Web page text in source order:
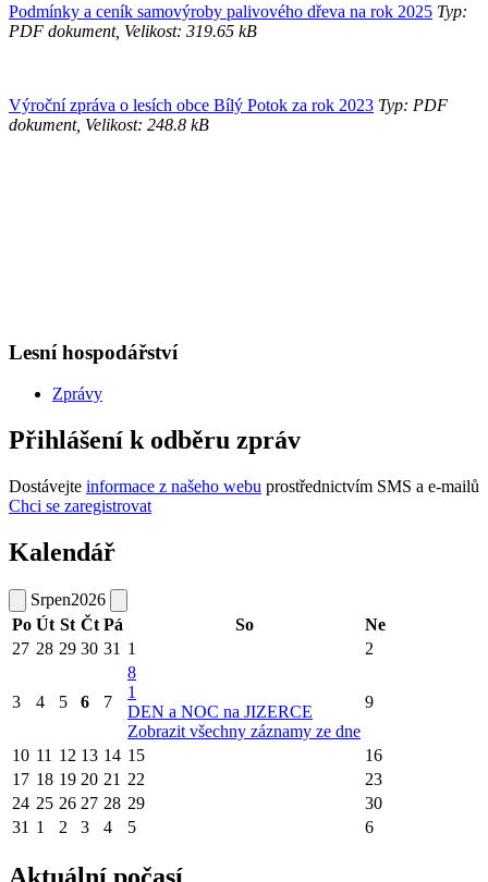
Podmínky a ceník samovýroby palivového dřeva na rok 2025 Typ:
PDF dokument, Velikost: 319.65 kB
Výroční zpráva o lesích obce Bílý Potok za rok 2023 Typ: PDF
dokument, Velikost: 248.8 kB
Lesní hospodářství
Zprávy
Přihlášení k odběru zpráv
Dostávejte informace z našeho webu prostřednictvím SMS a e-mailů
Chci se zaregistrovat
Kalendář
Srpen2026
Po Út St Čt Pá So
Ne
27 28 29 30 31 1 2
3 4 5 6 7
8
1
DEN a NOC na JIZERCE
Zobrazit všechny záznamy ze dne
9
10 11 12 13 14 15
16
17 18 19 20 21 22
23
24 25 26 27 28 29
30
31 1 2 3 4 5 6